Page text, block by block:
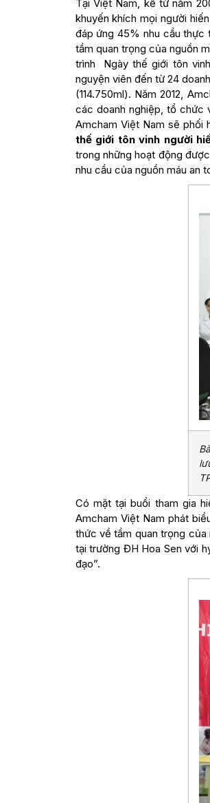
Tại Việt Nam, kể từ năm
khuyến khích mọi người
đáp ứng 45% nhu cầu thực
tầm quan trọng của nguồn
trình Ngày thế giới tôn
nguyện viên đến từ 24
(114.750ml). Năm 2012,
các doanh nghiệp, tổ chức
Amcham Việt Nam sẽ phối
thế giới tôn vinh người
trong những hoạt động
nhu cầu của nguồn máu an
Có mặt tại buổi tham gia
Amcham Việt Nam phát
thức về tầm quan trọng
tại trường ĐH Hoa Sen với
đạo”.